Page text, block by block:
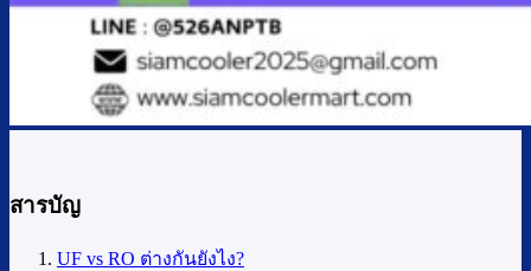
สารบัญ
UF vs RO ต่างกันยังไง?